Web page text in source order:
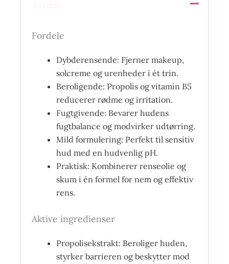
Fordele
Dybderensende: Fjerner makeup,
solcreme og urenheder i ét trin.
Beroligende: Propolis og vitamin B5
reducerer rødme og irritation.
Fugtgivende: Bevarer hudens
fugtbalance og modvirker udtørring.
Mild formulering: Perfekt til sensitiv
hud med en hudvenlig pH.
Praktisk: Kombinerer renseolie og
skum i én formel for nem og effektiv
rens.
Aktive ingredienser
Propolisekstrakt: Beroliger huden,
styrker barrieren og beskytter mod